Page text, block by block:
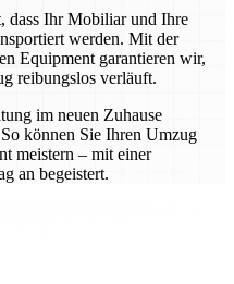
dass Ihr Mobiliar und Ihre
werden. Mit der
Equipment garantieren wir,
reibungslos verläuft.
im neuen Zuhause
können Sie Ihren Umzug
meistern – mit einer
an begeistert.